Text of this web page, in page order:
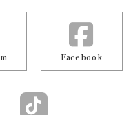
Facebook